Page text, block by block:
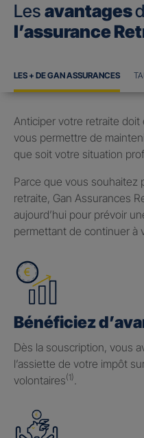
Les avantages
l’assurance
LES + DE GAN ASSURANCES
Anticiper votre retraite
vous permettre de
que soit votre situation
Parce que vous souhaitez
retraite, Gan Assurances
aujourd’hui pour prévoir
permettant de continuer à
Bénéficiez
Dès la souscription, vous
l’assiette de votre impôt
volontaires(1).